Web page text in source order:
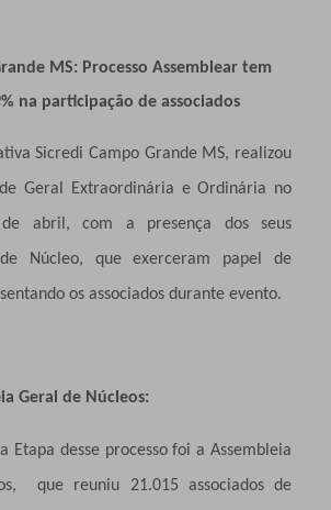
MS: Processo Assemblear tem
na participação de associados
Sicredi Campo Grande MS, realizou
Geral Extraordinária e Ordinária no
abril, com a presença dos seus
de Núcleo, que exerceram papel de
os associados durante evento.
Geral de Núcleos:
Etapa desse processo foi a Assembleia
que reuniu 21.015 associados de